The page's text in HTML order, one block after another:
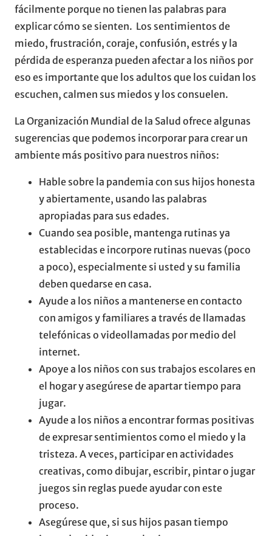
fácilmente porque no tienen las palabras para
explicar cómo se sienten. Los sentimientos de
miedo, frustración, coraje, confusión, estrés y la
pérdida de esperanza pueden afectar a los niños por
eso es importante que los adultos que los cuidan los
escuchen, calmen sus miedos y los consuelen.
La Organización Mundial de la Salud ofrece algunas
sugerencias que podemos incorporar para crear un
ambiente más positivo para nuestros niños:
Hable sobre la pandemia con sus hijos honesta
y abiertamente, usando las palabras
apropiadas para sus edades.
Cuando sea posible, mantenga rutinas ya
establecidas e incorpore rutinas nuevas (poco
a poco), especialmente si usted y su familia
deben quedarse en casa.
Ayude a los niños a mantenerse en contacto
con amigos y familiares a través de llamadas
telefónicas o videollamadas por medio del
internet.
Apoye a los niños con sus trabajos escolares en
el hogar y asegúrese de apartar tiempo para
jugar.
Ayude a los niños a encontrar formas positivas
de expresar sentimientos como el miedo y la
tristeza. A veces, participar en actividades
creativas, como dibujar, escribir, pintar o jugar
juegos sin reglas puede ayudar con este
proceso.
Asegúrese que, si sus hijos pasan tiempo